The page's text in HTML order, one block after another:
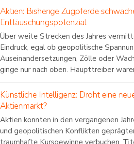
Aktien: Bisherige Zugpferde
Enttäuschungspotenzial
Über weite Strecken des Jahres
Eindruck, egal ob geopolitische
Auseinandersetzungen, Zölle oder
ginge nur nach oben. Haupttreiber
Künstliche Intelligenz: Droht eine
Aktienmarkt?
Aktien konnten in den vergangenen
und geopolitischen Konflikten
traumhafte Kursgewinne verbuchen.